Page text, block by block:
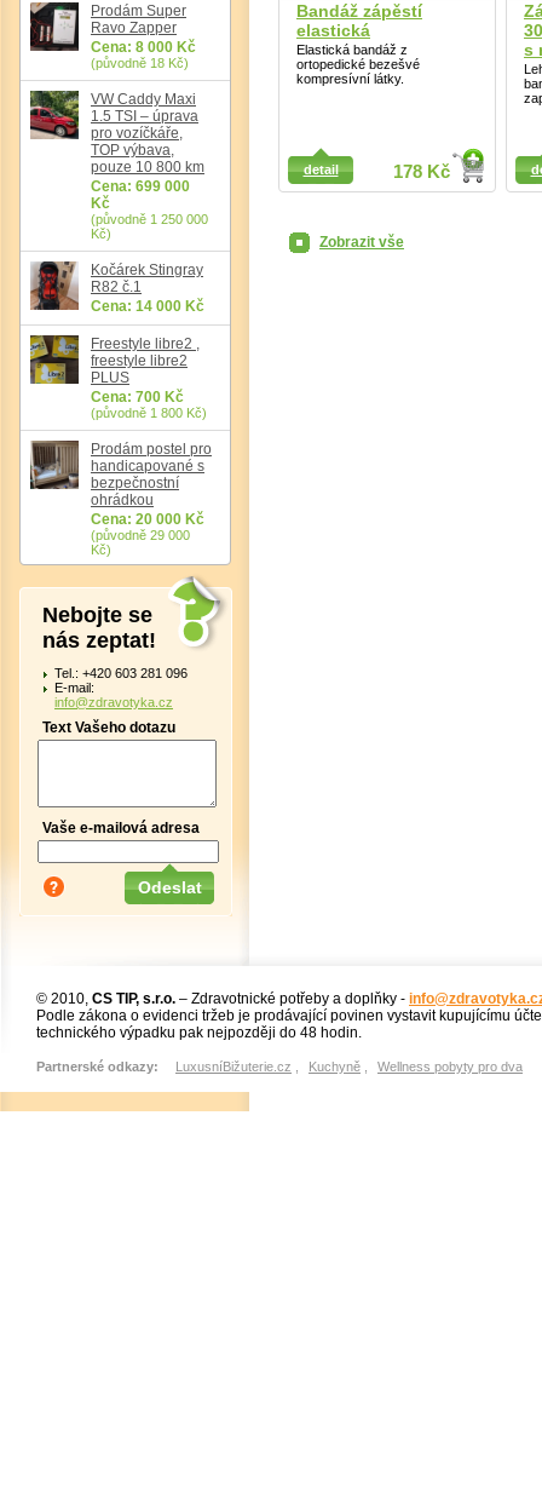
Prodám Super
Ravo Zapper
Cena: 8 000 Kč
(původně 18 Kč)
VW Caddy Maxi
1.5 TSI – úprava
pro vozíčkáře,
TOP výbava,
pouze 10 800 km
Cena: 699 000
Kč
(původně 1 250 000
Kč)
Kočárek Stingray
R82 č.1
Cena: 14 000 Kč
Freestyle libre2 ,
freestyle libre2
PLUS
Cena: 700 Kč
(původně 1 800 Kč)
Prodám postel pro
handicapované s
bezpečnostní
ohrádkou
Cena: 20 000 Kč
(původně 29 000
Kč)
Nebojte se
nás zeptat!
Tel.: +420 603 281 096
E-mail:
info@zdravotyka.cz
Text Vašeho dotazu
Vaše e-mailová adresa
Bandáž zápěstí
elastická
Elastická bandáž z
ortopedické bezešvé
kompresívní látky.
178 Kč
detail
s
Detail
Detail
Zobrazit vše
© 2010, CS TIP, s.r.o. – Zdravotnické potřeby a doplňky -
Podle zákona o evidenci tržeb je prodávající povinen vystavit kupujícímu
technického výpadku pak nejpozději do 48 hodin.
Partnerské odkazy: LuxusníBižuterie.cz Kuchyně Wellness pobyty pro dva